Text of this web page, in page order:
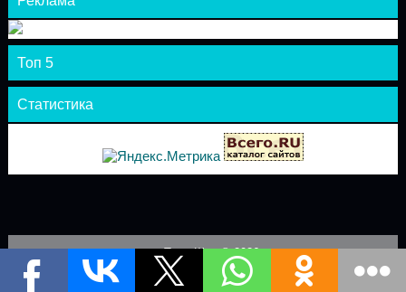
Топ 5
Статистика
Теле-Шоу © 2026